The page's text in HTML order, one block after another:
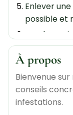
Enlever
possible et
Bon à savoir
Besoin
votre
À propos
Bienvenue
conseils
infestations.